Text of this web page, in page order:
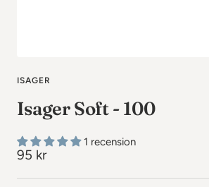
ISAGER
Isager Soft - 100
1 recension
Rea-
pris
95 kr